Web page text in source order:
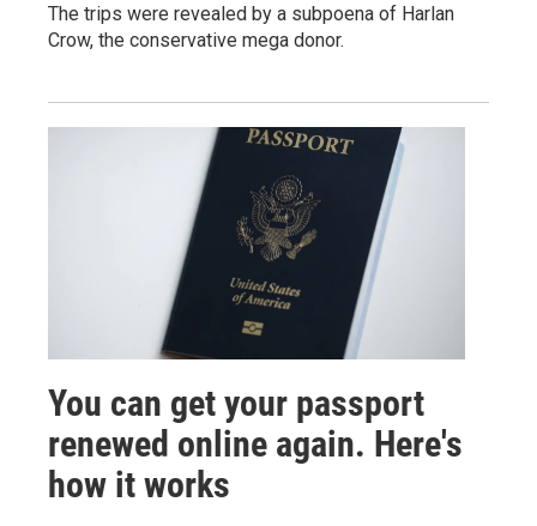
The trips were revealed by a subpoena of Harlan
Crow, the conservative mega donor.
You can get your passport
renewed online again. Here's
how it works